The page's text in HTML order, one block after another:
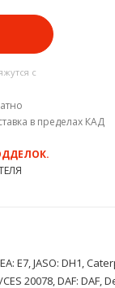
с
в пределах КАД
E7, JASO: DH1,
20078, DAF: DAF,